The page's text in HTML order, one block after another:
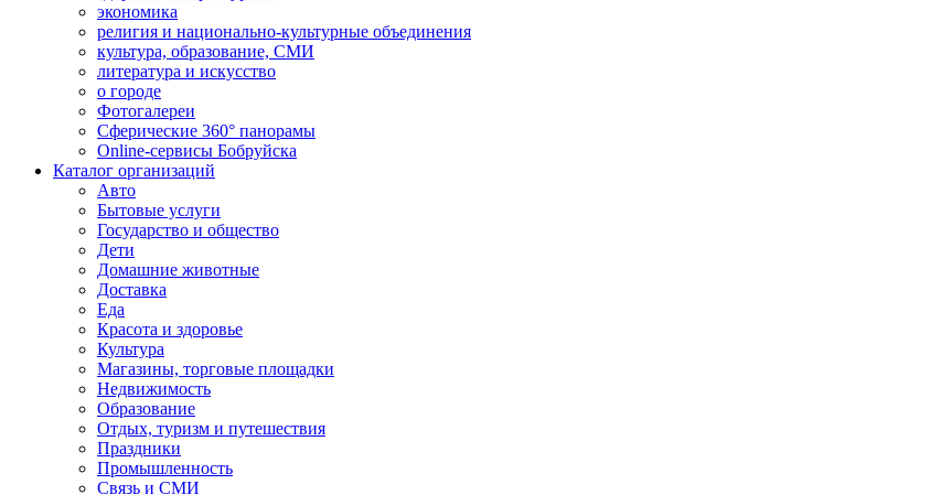
экономика
религия и национально-культурные объединения
культура, образование, СМИ
литература и искусство
о городе
Фотогалереи
Сферические 360° панорамы
Online-сервисы Бобруйска
Каталог организаций
Авто
Бытовые услуги
Государство и общество
Дети
Домашние животные
Доставка
Еда
Красота и здоровье
Культура
Магазины, торговые площадки
Недвижимость
Образование
Отдых, туризм и путешествия
Праздники
Промышленность
Связь и СМИ